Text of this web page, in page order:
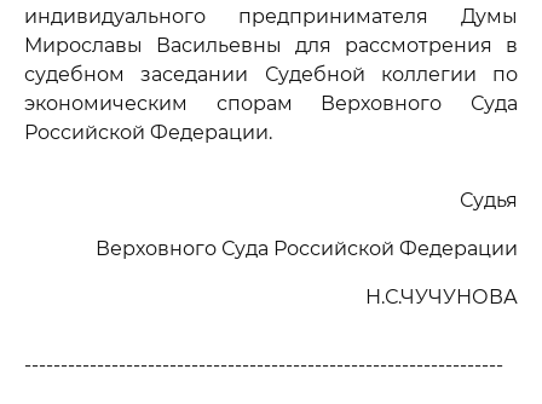
индивидуального предпринимателя Думы
Мирославы Васильевны для рассмотрения в
судебном заседании Судебной коллегии по
экономическим спорам Верховного Суда
Российской Федерации.
Судья
Верховного Суда Российской Федерации
Н.С.ЧУЧУНОВА
------------------------------------------------------------------